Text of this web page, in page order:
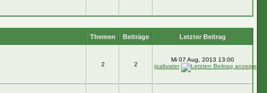
Themen Beiträge Letzter Beitrag
2 2
Mi 07 Aug, 2013 13:00
joaltvater